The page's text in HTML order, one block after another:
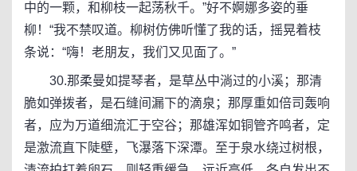
中的一颗，和柳枝一起荡秋千。”好不婀娜多姿的垂
柳！“我不禁叹道。柳树仿佛听懂了我的话，摇晃着枝
条说：“嗨！老朋友，我们又见面了。”
30.那柔曼如提琴者，是草丛中淌过的小溪；那清
脆如弹拨者，是石缝间漏下的滴泉；那厚重如倍司轰响
者，应为万道细流汇于空谷；那雄浑如铜管齐鸣者，定
是激流直下陡壁，飞瀑落下深潭。至于泉水绕过树根，